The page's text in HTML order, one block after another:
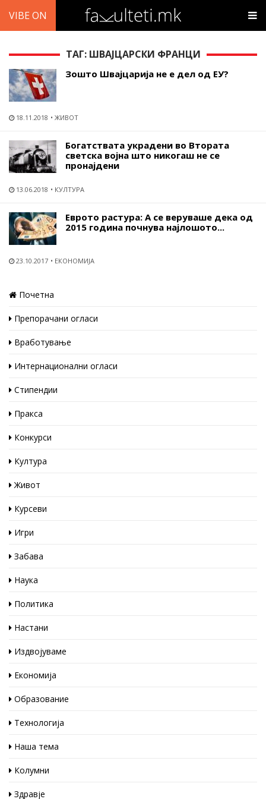
VIBE ON
ТАГ: ШВАЈЦАРСКИ ФРАНЦИ
Зошто Швајцарија не е дел од ЕУ?
18.11.2018 ЖИВОТ
Богатствата украдени во Втората
светска војна што никогаш не се
пронајдени
13.06.2018 КУЛТУРА
Еврото растура: А се веруваше дека од
2015 година почнува најлошото...
23.10.2017 ЕКОНОМИЈА
Почетна
Препорачани огласи
Вработување
Интернационални огласи
Стипендии
Пракса
Конкурси
Култура
Живот
Курсеви
Игри
Забава
Наука
Политика
Настани
Издвојуваме
Економија
Образование
Технологија
Наша тема
Колумни
Здравје